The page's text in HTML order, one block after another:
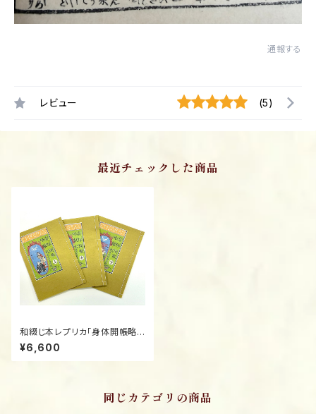
通報する
レビュー (5)
最近チェックした商品
和綴じ本レプリカ「身体開帳略
縁起」上・中・下 意訳付き／The
Household Buddha Tsutay
a Jūzaburō’s Final Kibyōsh
¥6,600
同じカテゴリの商品